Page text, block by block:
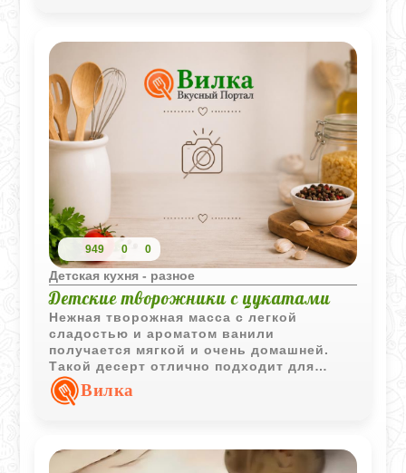
949 0 0
Детская кухня - разное
Детские творожники с цукатами
Нежная творожная масса с легкой
сладостью и ароматом ванили
получается мягкой и очень домашней.
Такой десерт отлично подходит для
детского завтрака или легкого сладкого
перекуса.
Вилка